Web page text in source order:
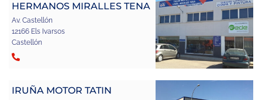
HERMANOS MIRALLES TENA
Av. Castellón
12166 Els Ivarsos
Castellón
IRUÑA MOTOR TATIN